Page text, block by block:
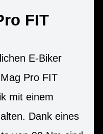
FIT
E-Biker
Pro FIT
mit einem
Dank eines